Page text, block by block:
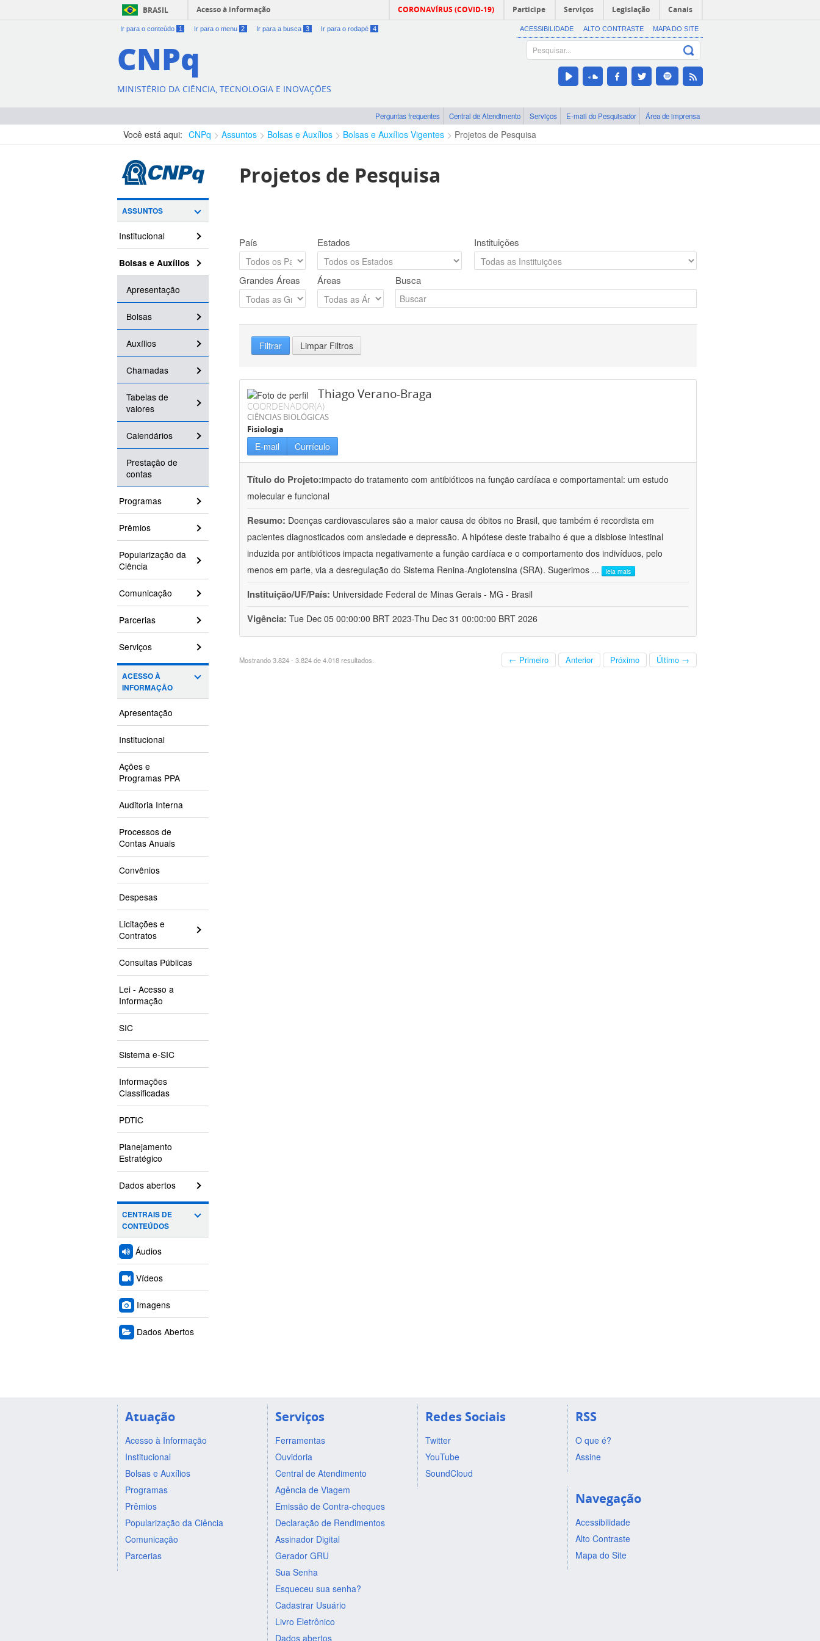
BRASIL Acesso à informação CORONAVÍRUS (COVID-19) Participe Serviços Legislação Canais
Ir para o conteúdo 1 Ir para o menu 2 Ir para a busca 3 Ir para o rodapé 4 ACESSIBILIDADE ALTO CONTRASTE MAPA DO SITE
CNPq
MINISTÉRIO DA CIÊNCIA, TECNOLOGIA E INOVAÇÕES
Perguntas frequentes Central de Atendimento Serviços E-mail do Pesquisador Área de imprensa
Você está aqui: CNPq Assuntos Bolsas e Auxílios Bolsas e Auxílios Vigentes Projetos de Pesquisa
ASSUNTOS
Institucional
Bolsas e Auxílios
Apresentação
Bolsas
Auxílios
Chamadas
Tabelas de
valores
Calendários
Prestação de
contas
Programas
Prêmios
Popularização da
Ciência
Comunicação
Parcerias
Serviços
ACESSO À
INFORMAÇÃO
Apresentação
Institucional
Ações e
Programas PPA
Auditoria Interna
Processos de
Contas Anuais
Convênios
Despesas
Licitações e
Contratos
Consultas Públicas
Lei - Acesso a
Informação
SIC
Sistema e-SIC
Informações
Classificadas
PDTIC
Planejamento
Estratégico
Dados abertos
CENTRAIS DE
CONTEÚDOS
Áudios
Vídeos
Imagens
Dados Abertos
Projetos de Pesquisa
País Estados Instituições
Grandes Áreas Áreas Busca
Filtrar Limpar Filtros
Thiago Verano-Braga
COORDENADOR(A)
CIÊNCIAS BIOLÓGICAS
Fisiologia
E-mail Currículo
Título do Projeto:impacto do tratamento com antibióticos na função cardíaca e comportamental: um estudo
molecular e funcional
Resumo: Doenças cardiovasculares são a maior causa de óbitos no Brasil, que também é recordista em
pacientes diagnosticados com ansiedade e depressão. A hipótese deste trabalho é que a disbiose intestinal
induzida por antibióticos impacta negativamente a função cardíaca e o comportamento dos indivíduos, pelo
menos em parte, via a desregulação do Sistema Renina-Angiotensina (SRA). Sugerimos ... leia mais
Instituição/UF/País: Universidade Federal de Minas Gerais - MG - Brasil
Vigência: Tue Dec 05 00:00:00 BRT 2023-Thu Dec 31 00:00:00 BRT 2026
Mostrando 3.824 - 3.824 de 4.018 resultados. ← Primeiro Anterior Próximo Último →
Atuação
Acesso à Informação
Institucional
Bolsas e Auxílios
Programas
Prêmios
Popularização da Ciência
Comunicação
Parcerias
Serviços
Ferramentas
Ouvidoria
Central de Atendimento
Agência de Viagem
Emissão de Contra-cheques
Declaração de Rendimentos
Assinador Digital
Gerador GRU
Sua Senha
Esqueceu sua senha?
Cadastrar Usuário
Livro Eletrônico
Dados abertos
Redes Sociais
Twitter
YouTube
SoundCloud
RSS
O que é?
Assine
Navegação
Acessibilidade
Alto Contraste
Mapa do Site